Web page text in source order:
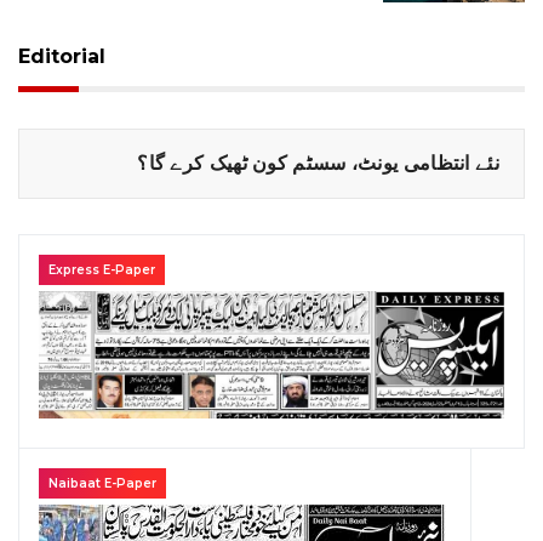
Editorial
نئے انتظامی یونٹ، سسٹم کون ٹھیک کرے گا؟
Express E-Paper
Naibaat E-Paper